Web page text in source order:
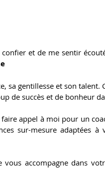
et de me sentir
sa gentillesse et son
de succès et de bonheur
appel à moi pour un
sur-mesure adaptées
accompagne dans